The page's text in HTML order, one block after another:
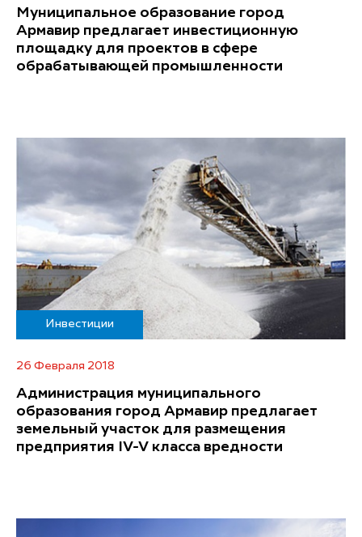
Муниципальное образование город
Армавир предлагает инвестиционную
площадку для проектов в сфере
обрабатывающей промышленности
Инвестиции
26 Февраля 2018
Администрация муниципального
образования город Армавир предлагает
земельный участок для размещения
предприятия IV-V класса вредности